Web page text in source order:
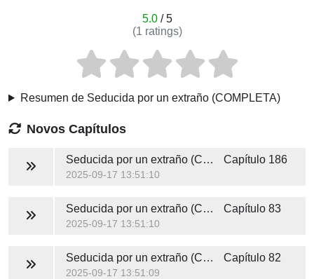
5.0/ 5
(1 ratings)
Resumen de Seducida por un extraño (COMPLETA)
Novos Capítulos
Seducida por un extraño (COMPLETA) Capítulo 186
2025-09-17 13:51:10
Seducida por un extraño (COMPLETA) Capítulo 83
2025-09-17 13:51:10
Seducida por un extraño (COMPLETA) Capítulo 82
2025-09-17 13:51:09